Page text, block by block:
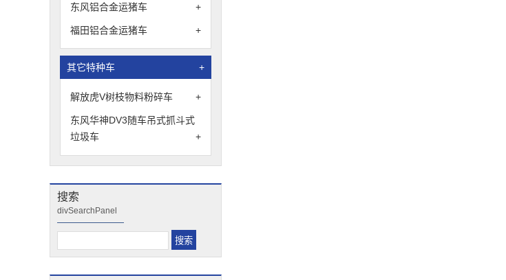
东风铝合金运猪车 +
福田铝合金运猪车 +
其它特种车 +
解放虎V树枝物料粉碎车 +
东风华神DV3随车吊式抓斗式
垃圾车
+
搜索
divSearchPanel